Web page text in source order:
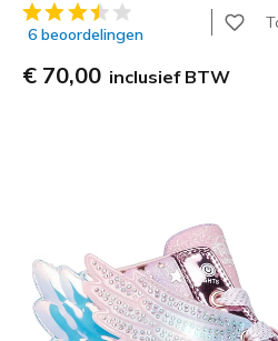
5 van de 5 klantbeoordelingen
6 beoordelingen
€ 70,00 inclusief BTW